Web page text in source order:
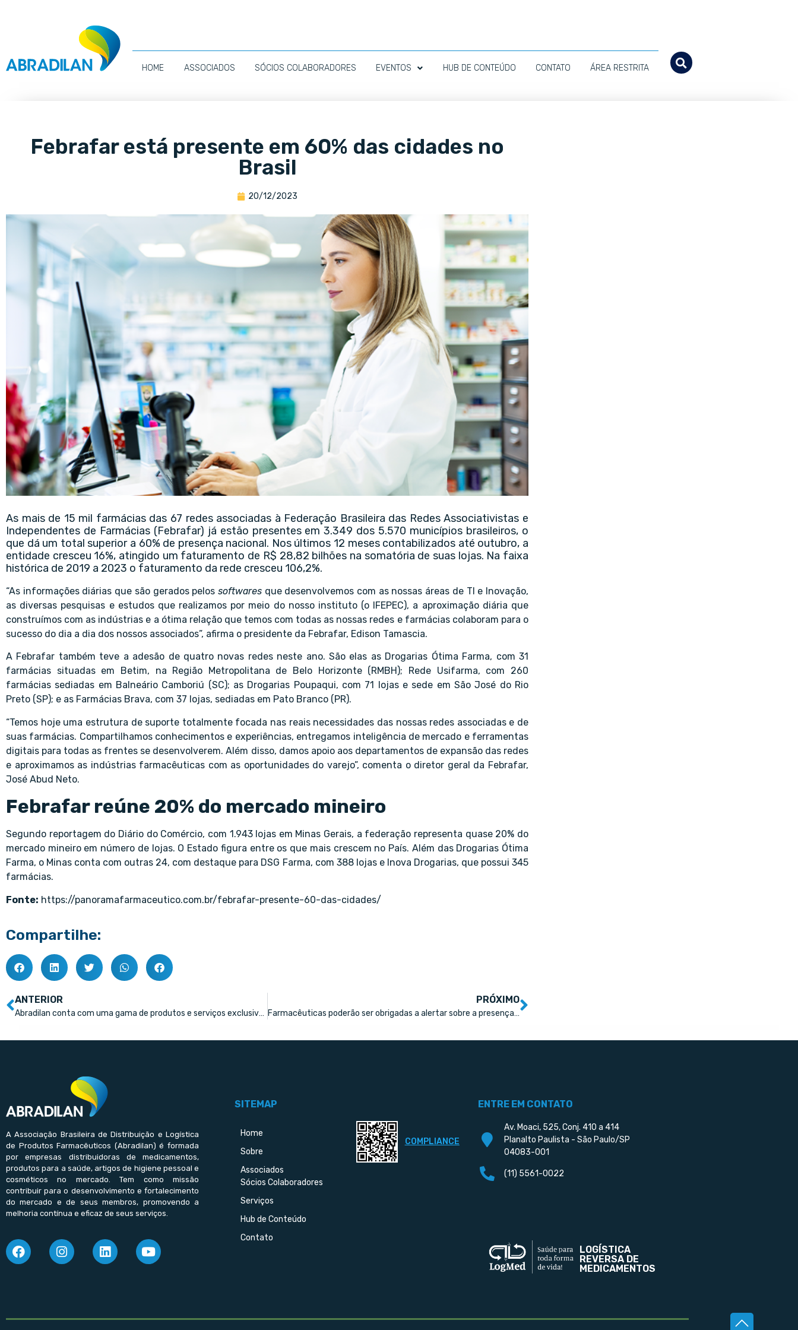
HOME ASSOCIADOS SÓCIOS COLABORADORES EVENTOS HUB DE CONTEÚDO CONTATO ÁREA RESTRITA
Febrafar está presente em 60% das cidades no
Brasil
20/12/2023
As mais de 15 mil farmácias das 67 redes associadas à Federação Brasileira das Redes Associativistas e
Independentes de Farmácias (Febrafar) já estão presentes em 3.349 dos 5.570 municípios brasileiros, o
que dá um total superior a 60% de presença nacional. Nos últimos 12 meses contabilizados até outubro, a
entidade cresceu 16%, atingido um faturamento de R$ 28,82 bilhões na somatória de suas lojas. Na faixa
histórica de 2019 a 2023 o faturamento da rede cresceu 106,2%.
“As informações diárias que são gerados pelos softwares que desenvolvemos com as nossas áreas de TI e Inovação,
as diversas pesquisas e estudos que realizamos por meio do nosso instituto (o IFEPEC), a aproximação diária que
construímos com as indústrias e a ótima relação que temos com todas as nossas redes e farmácias colaboram para o
sucesso do dia a dia dos nossos associados”, afirma o presidente da Febrafar, Edison Tamascia.
A Febrafar também teve a adesão de quatro novas redes neste ano. São elas as Drogarias Ótima Farma, com 31
farmácias situadas em Betim, na Região Metropolitana de Belo Horizonte (RMBH); Rede Usifarma, com 260
farmácias sediadas em Balneário Camboriú (SC); as Drogarias Poupaqui, com 71 lojas e sede em São José do Rio
Preto (SP); e as Farmácias Brava, com 37 lojas, sediadas em Pato Branco (PR).
“Temos hoje uma estrutura de suporte totalmente focada nas reais necessidades das nossas redes associadas e de
suas farmácias. Compartilhamos conhecimentos e experiências, entregamos inteligência de mercado e ferramentas
digitais para todas as frentes se desenvolverem. Além disso, damos apoio aos departamentos de expansão das redes
e aproximamos as indústrias farmacêuticas com as oportunidades do varejo”, comenta o diretor geral da Febrafar,
José Abud Neto.
Febrafar reúne 20% do mercado mineiro
Segundo reportagem do Diário do Comércio, com 1.943 lojas em Minas Gerais, a federação representa quase 20% do
mercado mineiro em número de lojas. O Estado figura entre os que mais crescem no País. Além das Drogarias Ótima
Farma, o Minas conta com outras 24, com destaque para DSG Farma, com 388 lojas e Inova Drogarias, que possui 345
farmácias.
Fonte: https://panoramafarmaceutico.com.br/febrafar-presente-60-das-cidades/
Compartilhe:
ANTERIOR
Abradilan conta com uma gama de produtos e serviços exclusivos contribuindo para o desenvolvimento do mercado farmacêutico
PRÓXIMO
Farmacêuticas poderão ser obrigadas a alertar sobre a presença de substâncias dopantes
A Associação Brasileira de Distribuição e Logística
de Produtos Farmacêuticos (Abradilan) é formada
por empresas distribuidoras de medicamentos,
produtos para a saúde, artigos de higiene pessoal e
cosméticos no mercado. Tem como missão
contribuir para o desenvolvimento e fortalecimento
do mercado e de seus membros, promovendo a
melhoria contínua e eficaz de seus serviços.
SITEMAP
Home
Sobre
Associados
Sócios Colaboradores
Serviços
Hub de Conteúdo
Contato
COMPLIANCE
ENTRE EM CONTATO
Av. Moaci, 525, Conj. 410 a 414
Planalto Paulista - São Paulo/SP
04083-001
(11) 5561-0022
LOGÍSTICA
REVERSA DE
MEDICAMENTOS